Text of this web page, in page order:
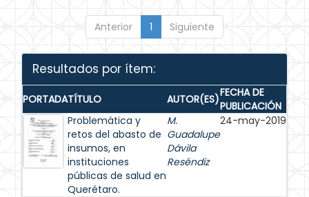
Anterior 1 Siguiente
Resultados por ítem:
PORTADATÍTULO AUTOR(ES)FECHA DE
PUBLICACIÓN
Problemática y
retos del abasto de
insumos, en
instituciones
públicas de salud en
Querétaro.
M.
Guadalupe
Dávila
Reséndiz
24-may-2019